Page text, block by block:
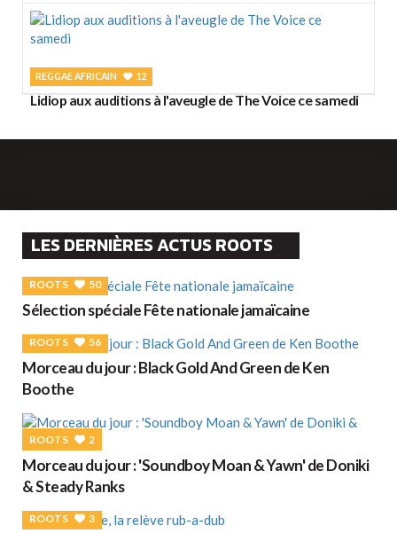
REGGAE AFRICAIN 12
Lidiop aux auditions à l'aveugle de The Voice ce samedi
LES DERNIÈRES ACTUS ROOTS
ROOTS 50
Sélection spéciale Fête nationale jamaïcaine
ROOTS 56
Morceau du jour : Black Gold And Green de Ken
Boothe
ROOTS 2
Morceau du jour : 'Soundboy Moan & Yawn' de Doniki
& Steady Ranks
ROOTS 3